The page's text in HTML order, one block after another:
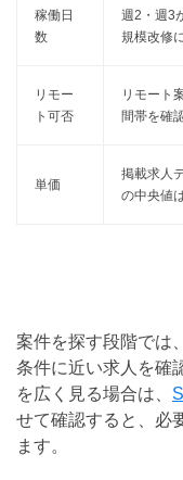
稼働日
数
週2・週3
規模改修
リモー
ト可否
リモート
間帯を確
単価
掲載求人
の中央値
案件を探す段階では
条件に近い求人を確
を広く見る場合は、
せて確認すると、必
ます。